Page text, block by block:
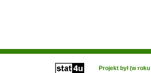
Projekt był (w